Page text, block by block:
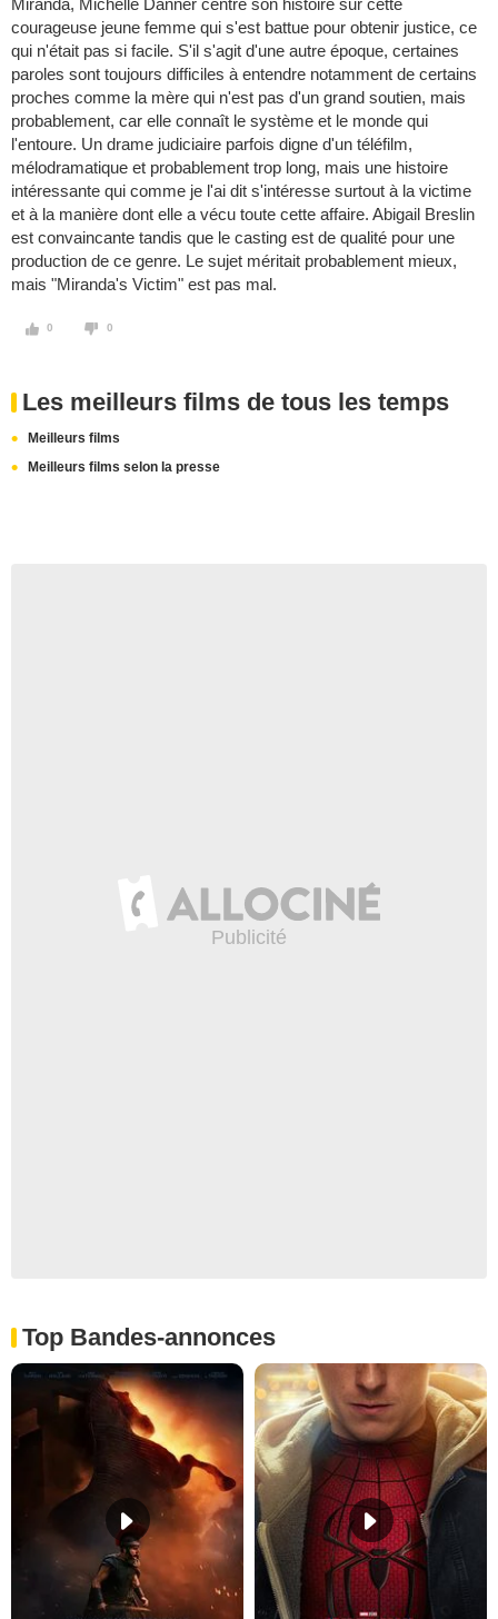
Miranda, Michelle Danner centre son histoire sur cette
courageuse jeune femme qui s'est battue pour obtenir justice, ce
qui n'était pas si facile. S'il s'agit d'une autre époque, certaines
paroles sont toujours difficiles à entendre notamment de certains
proches comme la mère qui n'est pas d'un grand soutien, mais
probablement, car elle connaît le système et le monde qui
l'entoure. Un drame judiciaire parfois digne d'un téléfilm,
mélodramatique et probablement trop long, mais une histoire
intéressante qui comme je l'ai dit s'intéresse surtout à la victime
et à la manière dont elle a vécu toute cette affaire. Abigail Breslin
est convaincante tandis que le casting est de qualité pour une
production de ce genre. Le sujet méritait probablement mieux,
mais "Miranda's Victim" est pas mal.
0 0
Les meilleurs films de tous les temps
Meilleurs films
Meilleurs films selon la presse
Top Bandes-annonces